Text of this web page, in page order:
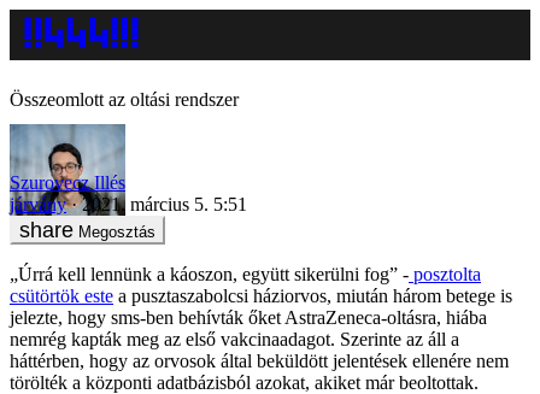
Összeomlott az oltási rendszer
Szurovecz Illés
járvány
2021. március 5. 5:51
Megosztás
„Úrrá kell lennünk a káoszon, együtt sikerülni fog” - posztolta
csütörtök este a pusztaszabolcsi háziorvos, miután három betege is
jelezte, hogy sms-ben behívták őket AstraZeneca-oltásra, hiába
nemrég kapták meg az első vakcinaadagot. Szerinte az áll a
háttérben, hogy az orvosok által beküldött jelentések ellenére nem
törölték a központi adatbázisból azokat, akiket már beoltottak.